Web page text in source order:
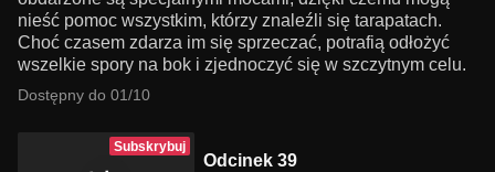
nieść pomoc wszystkim, którzy znaleźli się tarapatach.
Choć czasem zdarza im się sprzeczać, potrafią odłożyć
wszelkie spory na bok i zjednoczyć się w szczytnym celu.
Dostępny do 01/10
Subskrybuj
Odcinek 39